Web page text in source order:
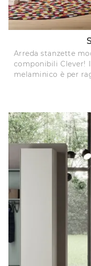
Arreda stanzette
componibili Clever!
melaminico è per